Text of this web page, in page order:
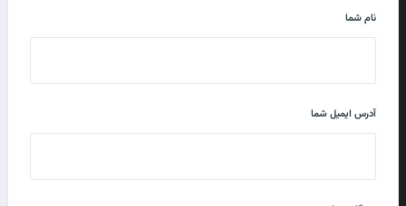
نام شما
آدرس ایمیل شما